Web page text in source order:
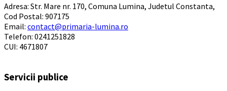
Adresa: Str. Mare nr. 170, Comuna Lumina, Judetul Constanta,
Cod Postal: 907175
Email: contact@primaria-lumina.ro
Telefon: 0241251828
CUI: 4671807
Servicii publice